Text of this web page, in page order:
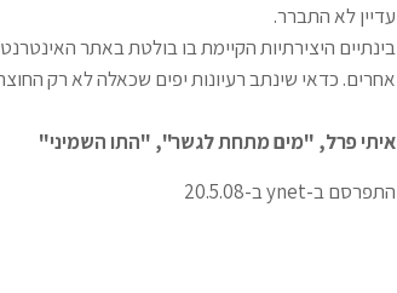
עדיין לא התברר.
בינתיים היצירתיות הקיימת בו בולטת באתר
אחרים. כדאי שינתב רעיונות יפים שכאלה לא רק
איתי פרל, "מים מתחת לגשר", "התו השמיני"
התפרסם ב-ynet ב-20.5.08